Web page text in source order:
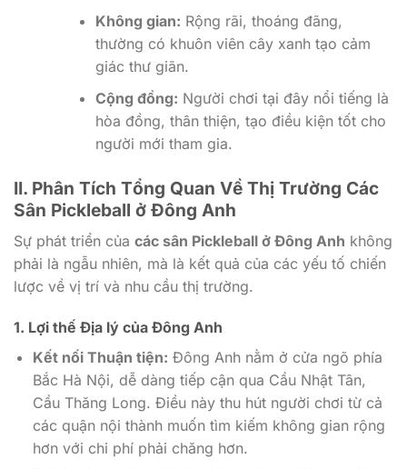
Không gian: Rộng rãi, thoáng đãng,
thường có khuôn viên cây xanh tạo cảm
giác thư giãn.
Cộng đồng: Người chơi tại đây nổi tiếng là
hòa đồng, thân thiện, tạo điều kiện tốt cho
người mới tham gia.
II. Phân Tích Tổng Quan Về Thị Trường Các
Sân Pickleball ở Đông Anh
Sự phát triển của các sân Pickleball ở Đông Anh không
phải là ngẫu nhiên, mà là kết quả của các yếu tố chiến
lược về vị trí và nhu cầu thị trường.
1. Lợi thế Địa lý của Đông Anh
Kết nối Thuận tiện: Đông Anh nằm ở cửa ngõ phía
Bắc Hà Nội, dễ dàng tiếp cận qua Cầu Nhật Tân,
Cầu Thăng Long. Điều này thu hút người chơi từ cả
các quận nội thành muốn tìm kiếm không gian rộng
hơn với chi phí phải chăng hơn.